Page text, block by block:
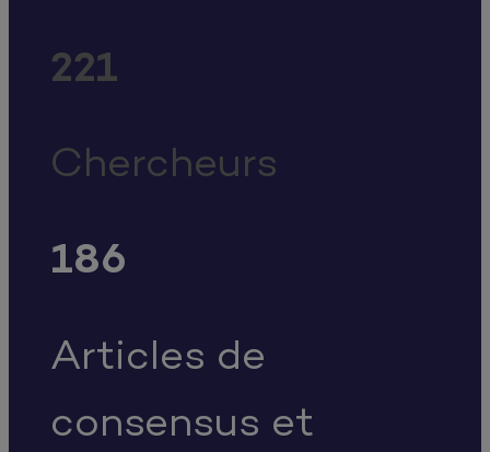
221
Chercheurs
186
Articles de
consensus et